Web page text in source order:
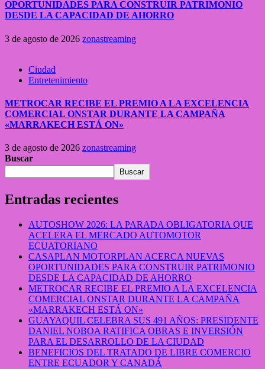
OPORTUNIDADES PARA CONSTRUIR PATRIMONIO
DESDE LA CAPACIDAD DE AHORRO
3 de agosto de 2026 zonastreaming
Ciudad
Entretenimiento
METROCAR RECIBE EL PREMIO A LA EXCELENCIA
COMERCIAL ONSTAR DURANTE LA CAMPAÑA
«MARRAKECH ESTÁ ON»
3 de agosto de 2026 zonastreaming
Buscar
Buscar
Entradas recientes
AUTOSHOW 2026: LA PARADA OBLIGATORIA QUE
ACELERA EL MERCADO AUTOMOTOR
ECUATORIANO
CASAPLAN MOTORPLAN ACERCA NUEVAS
OPORTUNIDADES PARA CONSTRUIR PATRIMONIO
DESDE LA CAPACIDAD DE AHORRO
METROCAR RECIBE EL PREMIO A LA EXCELENCIA
COMERCIAL ONSTAR DURANTE LA CAMPAÑA
«MARRAKECH ESTÁ ON»
GUAYAQUIL CELEBRA SUS 491 AÑOS: PRESIDENTE
DANIEL NOBOA RATIFICA OBRAS E INVERSIÓN
PARA EL DESARROLLO DE LA CIUDAD
BENEFICIOS DEL TRATADO DE LIBRE COMERCIO
ENTRE ECUADOR Y CANADÁ